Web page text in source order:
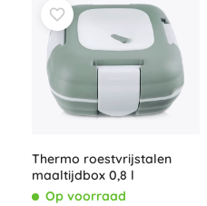
Thermo roestvrijstalen
maaltijdbox 0,8 l
Op voorraad